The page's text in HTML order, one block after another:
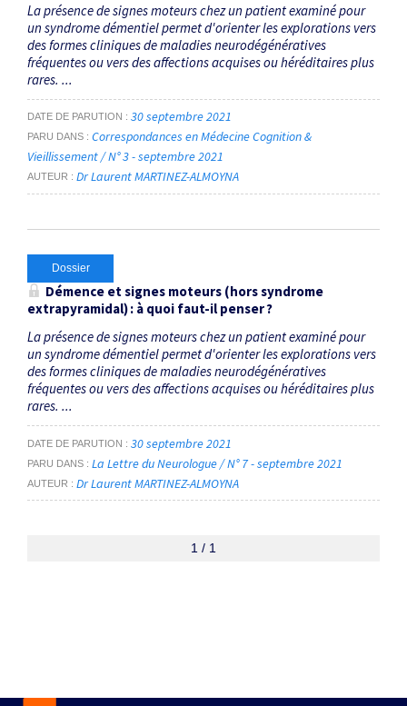
Dates
Du
au
RECHERCHER
La présence de signes moteurs chez un patient examiné pour
un syndrome démentiel permet d'orienter les explorations vers
des formes cliniques de maladies neurodégénératives
fréquentes ou vers des affections acquises ou héréditaires plus
rares. ...
DATE DE PARUTION 30 septembre 2021
PARU DANS
Correspondances en Médecine Cognition &
Vieillissement / N° 3 - septembre 2021
AUTEUR Dr Laurent MARTINEZ-ALMOYNA
Dossier
Démence et signes moteurs (hors syndrome
extrapyramidal) : à quoi ­faut-il penser ?
La présence de signes moteurs chez un patient examiné pour
un syndrome démentiel permet d'orienter les explorations vers
des formes cliniques de maladies neurodégénératives
fréquentes ou vers des affections acquises ou héréditaires plus
rares. ...
DATE DE PARUTION 30 septembre 2021
PARU DANS La Lettre du Neurologue / N° 7 - septembre 2021
AUTEUR Dr Laurent MARTINEZ-ALMOYNA
1 / 1